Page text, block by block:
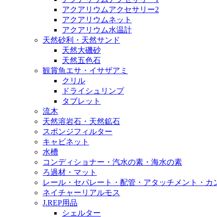
アクアリウムアクセサリー2
アクアリウムネット
アクアリウム水温計
天然砂利・天然サンド
天然大磯砂
天然五色石
観賞魚エサ・イサザアミ
クリル
ドライシュリンプ
タブレット
流木
天然溶岩石・天然鉱石
スポンジフィルター
キャビネット
水槽
コンディショナー・汽水の素・海水の素
ろ過材・マット
レール・セパレート・配管・アタッチメント・
ネイチャーリアルモス
J.REP用品
シェルター